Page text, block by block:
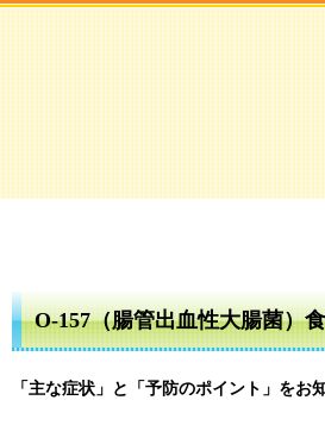
O-157（腸管出血性大腸菌）
「主な症状」と「予防のポイント」をお